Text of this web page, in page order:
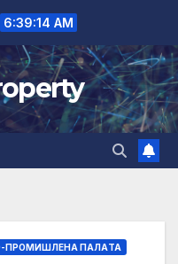
6:39:15 AM
ПРОМИШЛЕНА ПАЛAТА